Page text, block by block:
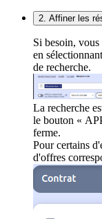
2. Affiner les
Si besoin,
en
de recherche.
La recherche
le bouton «
ferme.
Pour certains
d'offres